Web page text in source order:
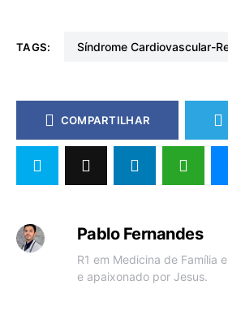
TAGS: Síndrome Cardiovascular-
COMPARTILHAR
Pablo Fernandes
R1 em Medicina de Família
e apaixonado por Jesus.